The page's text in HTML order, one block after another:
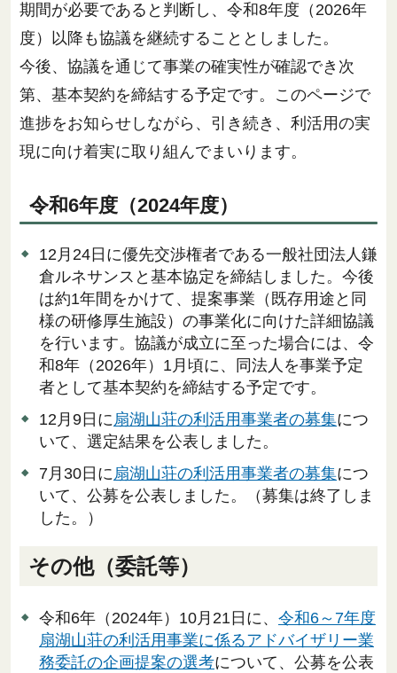
期間が必要であると判断し、令和8年度（2026年
度）以降も協議を継続することとしました。
今後、協議を通じて事業の確実性が確認でき次
第、基本契約を締結する予定です。このページで
進捗をお知らせしながら、引き続き、利活用の実
現に向け着実に取り組んでまいります。
令和6年度（2024年度）
12月24日に優先交渉権者である一般社団法人鎌
倉ルネサンスと基本協定を締結しました。今後
は約1年間をかけて、提案事業（既存用途と同
様の研修厚生施設）の事業化に向けた詳細協議
を行います。協議が成立に至った場合には、令
和8年（2026年）1月頃に、同法人を事業予定
者として基本契約を締結する予定です。
12月9日に扇湖山荘の利活用事業者の募集につ
いて、選定結果を公表しました。
7月30日に扇湖山荘の利活用事業者の募集につ
いて、公募を公表しました。（募集は終了しま
した。）
その他（委託等）
令和6年（2024年）10月21日に、 令和6～7年度
扇湖山荘の利活用事業に係るアドバイザリー業
務委託の企画提案の選考について、公募を公表